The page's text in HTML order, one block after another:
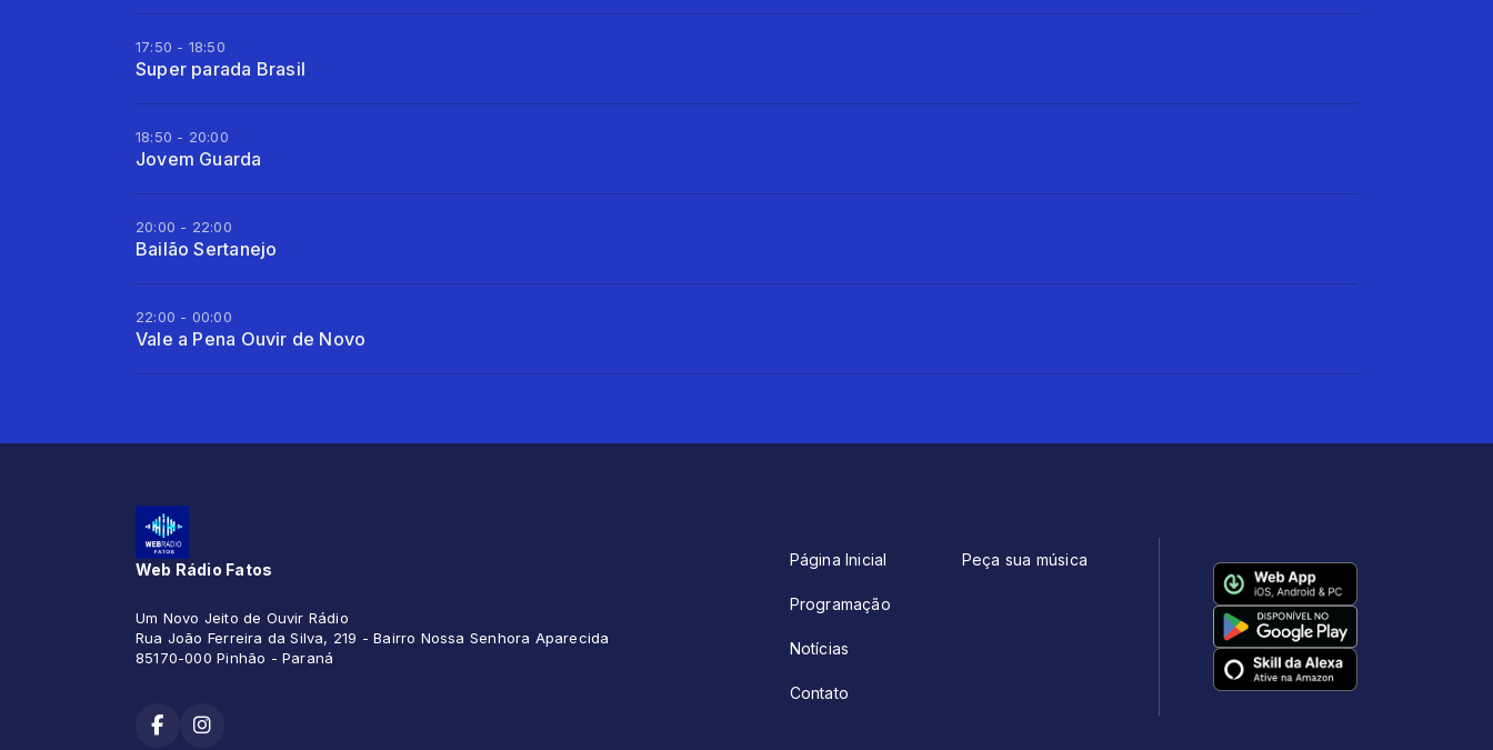
17:50 - 18:50
Super parada Brasil
18:50 - 20:00
Jovem Guarda
20:00 - 22:00
Bailão Sertanejo
22:00 - 00:00
Vale a Pena Ouvir de Novo
Web Rádio Fatos
Um Novo Jeito de Ouvir Rádio
Rua João Ferreira da Silva, 219 - Bairro Nossa Senhora Aparecida
85170-000 Pinhão - Paraná
Página Inicial
Programação
Notícias
Contato
Peça sua música